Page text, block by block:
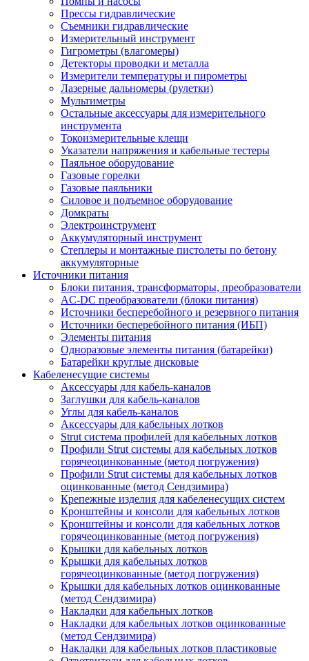
Прессы гидравлические
Съемники гидравлические
Измерительный инструмент
Гигрометры (влагомеры)
Детекторы проводки и металла
Измерители температуры и пирометры
Лазерные дальномеры (рулетки)
Мультиметры
Остальные аксессуары для измерительного
инструмента
Токоизмерительные клещи
Указатели напряжения и кабельные тестеры
Паяльное оборудование
Газовые горелки
Газовые паяльники
Силовое и подъемное оборудование
Домкраты
Электроинструмент
Аккумуляторный инструмент
Степлеры и монтажные пистолеты по бетону
аккумуляторные
Источники питания
Блоки питания, трансформаторы, преобразователи
AC-DC преобразователи (блоки питания)
Источники бесперебойного и резервного питания
Источники бесперебойного питания (ИБП)
Элементы питания
Одноразовые элементы питания (батарейки)
Батарейки круглые дисковые
Кабеленесущие системы
Аксессуары для кабель-каналов
Заглушки для кабель-каналов
Углы для кабель-каналов
Аксессуары для кабельных лотков
Strut система профилей для кабельных лотков
Профили Strut системы для кабельных лотков
горячеоцинкованные (метод погружения)
Профили Strut системы для кабельных лотков
оцинкованные (метод Сендзимира)
Крепежные изделия для кабеленесущих систем
Кронштейны и консоли для кабельных лотков
Кронштейны и консоли для кабельных лотков
горячеоцинкованные (метод погружения)
Крышки для кабельных лотков
Крышки для кабельных лотков
горячеоцинкованные (метод погружения)
Крышки для кабельных лотков оцинкованные
(метод Сендзимира)
Накладки для кабельных лотков
Накладки для кабельных лотков оцинкованные
(метод Сендзимира)
Накладки для кабельных лотков пластиковые